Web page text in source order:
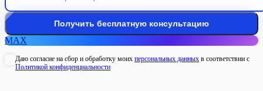
MAX
Даю согласие на сбор и обработку моих персональных данных в соответствии с
Политикой конфиденциальности